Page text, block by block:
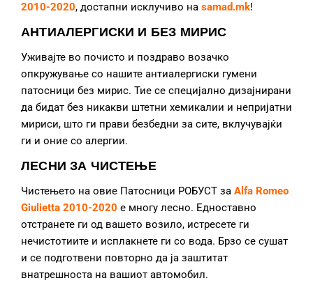
2010-2020, достапни исклучиво на samad.mk!
АНТИАЛЕРГИСКИ И БЕЗ МИРИС
Уживајте во почисто и поздраво возачко
опкружување со нашите антиалергиски гумени
патосници без мирис. Тие се специјално дизајнирани
да бидат без никакви штетни хемикалии и непријатни
мириси, што ги прави безбедни за сите, вклучувајќи
ги и оние со алергии.
ЛЕСНИ ЗА ЧИСТЕЊЕ
Чистењето на овие Патосници РОБУСТ за Alfa Romeo
Giulietta 2010-2020 е многу лесно. Едноставно
отстранете ги од вашето возило, истресете ги
нечистотиите и исплакнете ги со вода. Брзо се сушат
и се подготвени повторно да ја заштитат
внатрешноста на вашиот автомобил.